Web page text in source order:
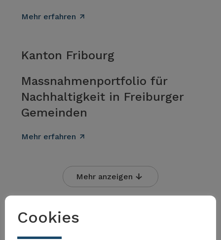
Mehr erfahren
Kanton Fribourg
Massnahmenportfolio für
Nachhaltigkeit in Freiburger
Gemeinden
Mehr erfahren
Mehr anzeigen
Cookies